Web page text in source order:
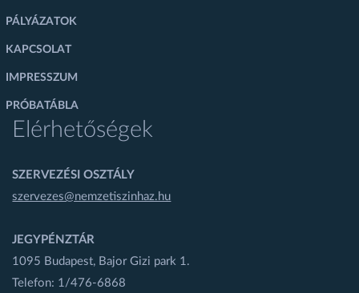
PÁLYÁZATOK
KAPCSOLAT
IMPRESSZUM
PRÓBATÁBLA
Elérhetőségek
SZERVEZÉSI OSZTÁLY
szervezes@nemzetiszinhaz.hu
JEGYPÉNZTÁR
1095 Budapest, Bajor Gizi park 1.
Telefon: 1/476-6868